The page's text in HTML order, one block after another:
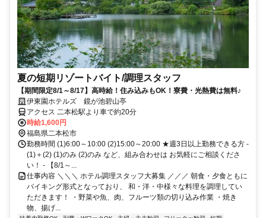
夏の短期リゾートバイト/調理スタッフ
【期間限定8/1～8/17】高時給！住み込みもOK！寮費・光熱費は無料♪
伊東園ホテルズ 鏡が池碧山亭
アクセス 二本松駅より車で約20分
時給1,600円
福島県二本松市
勤務時間 (1)6:00～10:00 (2)15:00～20:00 ★週3日以上勤務できる方 -
(1)＋(2) (1)のみ (2)のみ など、組み合わせは お気軽にご相談くださ
い！ - 【8/1～...
仕事内容 ＼＼＼ ホテル調理スタッフ大募集 ／／／ 朝食・夕食ともに
バイキング形式となっており、 和・洋・中様々な料理を調理してい
ただきます！ ・野菜や魚、肉、フルーツ類の切り込み作業 ・焼き
物、揚げ...